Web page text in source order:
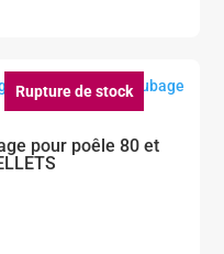
Rupture de stock
pour poêle 80 et